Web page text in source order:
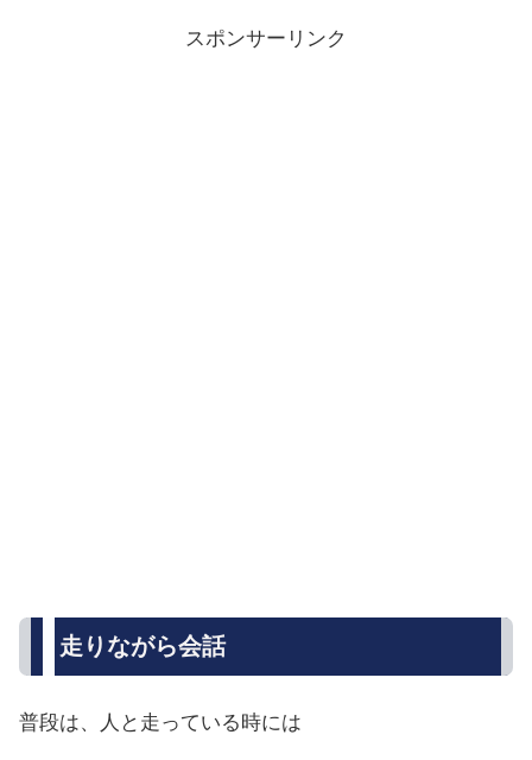
スポンサーリンク
走りながら会話
普段は、人と走っている時には